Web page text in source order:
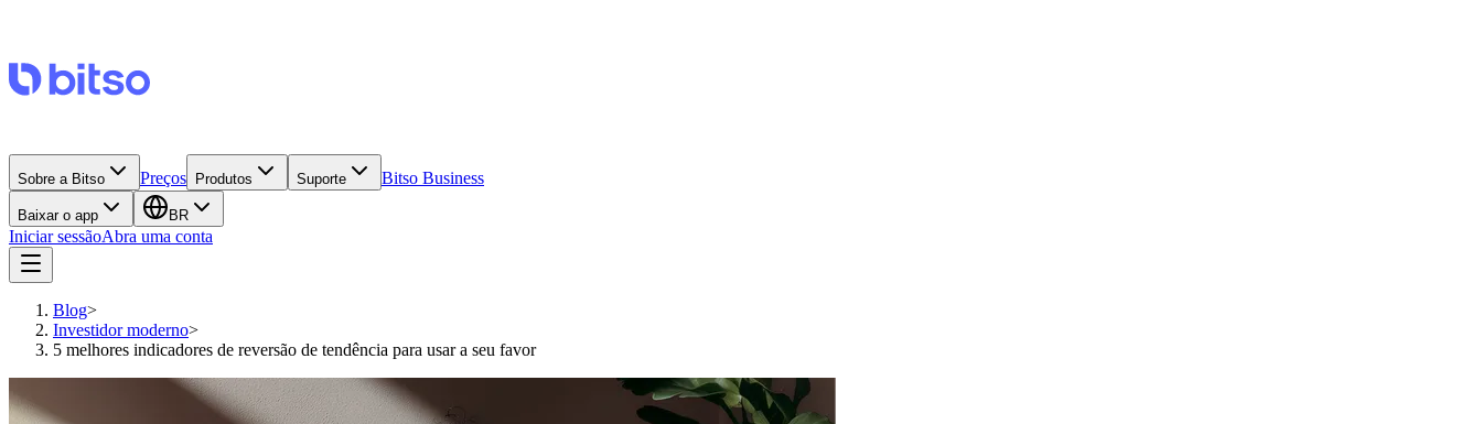
Sobre a Bitso Preços Produtos Suporte Bitso Business
Baixar o app BR
Iniciar sessãoAbra uma conta
Blog>
Investidor moderno>
5 melhores indicadores de reversão de tendência para usar a seu favor